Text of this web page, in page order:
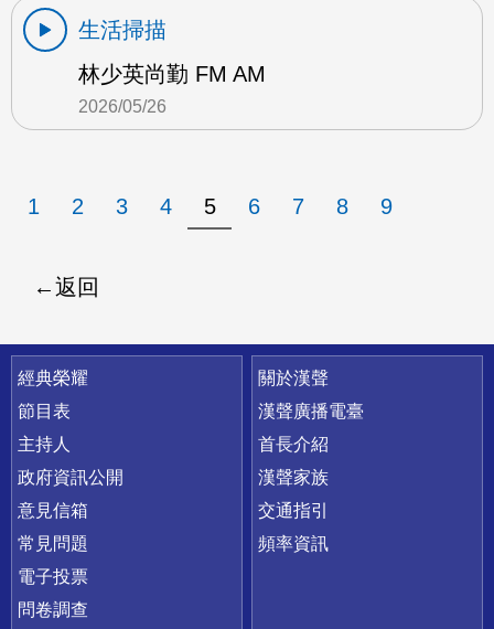
生活掃描
林少英尚勤 FM AM
2026/05/26
1 2 3 4 5 6 7 8 9
返回
快速連結
經典榮耀
節目表
主持人
政府資訊公開
意見信箱
常見問題
電子投票
問卷調查
關於漢聲
漢聲廣播電臺
首長介紹
漢聲家族
交通指引
頻率資訊